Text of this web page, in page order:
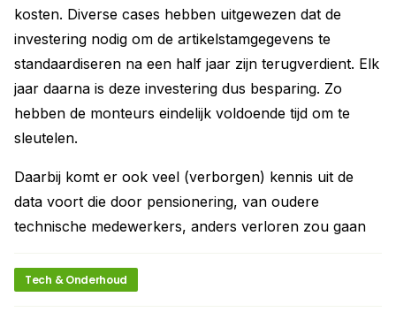
kosten. Diverse cases hebben uitgewezen dat de
investering nodig om de artikelstamgegevens te
standaardiseren na een half jaar zijn terugverdient. Elk
jaar daarna is deze investering dus besparing. Zo
hebben de monteurs eindelijk voldoende tijd om te
sleutelen.
Daarbij komt er ook veel (verborgen) kennis uit de
data voort die door pensionering, van oudere
technische medewerkers, anders verloren zou gaan
Tech & Onderhoud